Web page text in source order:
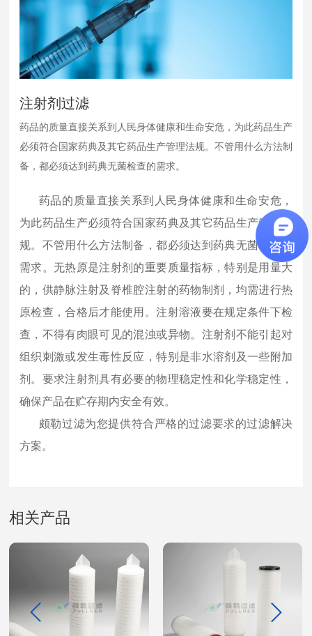
注射剂过滤
药品的质量直接关系到人民身体健康和生命安危，为此药品生产
必须符合国家药典及其它药品生产管理法规。不管用什么方法制
备，都必须达到药典无菌检查的需求。
药品的质量直接关系到人民身体健康和生命安危，
为此药品生产必须符合国家药典及其它药品生产管理法
规。不管用什么方法制备，都必须达到药典无菌检查的
需求。无热原是注射剂的重要质量指标，特别是用量大
的，供静脉注射及脊椎腔注射的药物制剂，均需进行热
原检查，合格后才能使用。注射溶液要在规定条件下检
查，不得有肉眼可见的混浊或异物。注射剂不能引起对
组织刺激或发生毒性反应，特别是非水溶剂及一些附加
剂。要求注射剂具有必要的物理稳定性和化学稳定性，
确保产品在贮存期内安全有效。
颇勒过滤为您提供符合严格的过滤要求的过滤解决
方案。
相关产品